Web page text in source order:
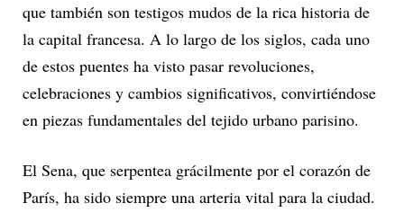
que también son testigos mudos de la rica historia de
la capital francesa. A lo largo de los siglos, cada uno
de estos puentes ha visto pasar revoluciones,
celebraciones y cambios significativos, convirtiéndose
en piezas fundamentales del tejido urbano parisino.
El Sena, que serpentea grácilmente por el corazón de
París, ha sido siempre una arteria vital para la ciudad.